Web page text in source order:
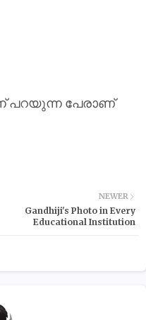
പറയുന്ന പേരാണ്
NEWER
Gandhiji's Photo in Every
Educational Institution